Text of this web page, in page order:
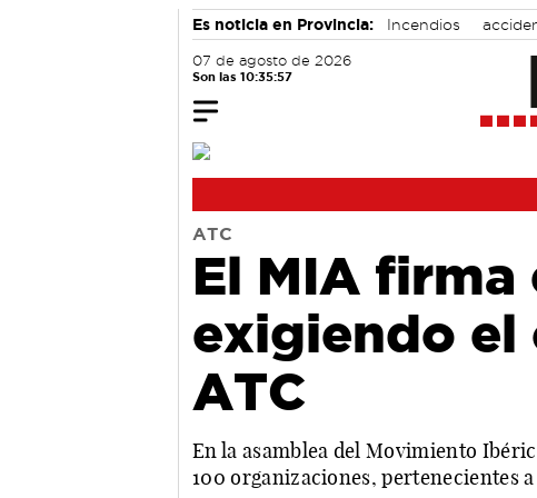
Es noticia en Provincia: Incendios
07 de agosto de 2026
Son las 10:35:58
ATC
El MIA firma
exigiendo el
ATC
En la asamblea del Movimiento
100 organizaciones, pertenecientes